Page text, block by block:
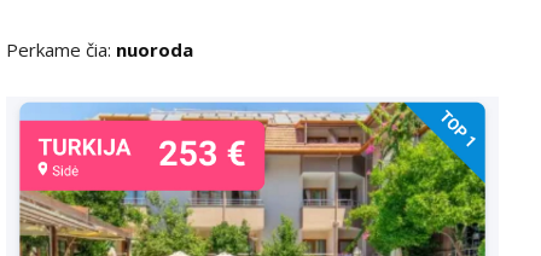
Perkame čia: nuoroda